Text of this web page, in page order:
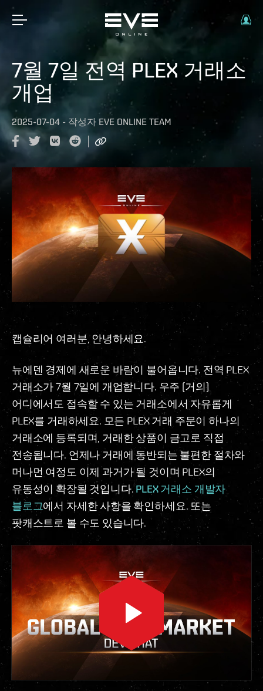
7월 7일 전역 PLEX 거래소
개업
2025-07-04 - 작성자 EVE ONLINE TEAM
캡슐리어 여러분, 안녕하세요.
뉴에덴 경제에 새로운 바람이 불어옵니다. 전역 PLEX
거래소가 7월 7일에 개업합니다. 우주 (거의)
어디에서도 접속할 수 있는 거래소에서 자유롭게
PLEX를 거래하세요. 모든 PLEX 거래 주문이 하나의
거래소에 등록되며, 거래한 상품이 금고로 직접
전송됩니다. 언제나 거래에 동반되는 불편한 절차와
머나먼 여정도 이제 과거가 될 것이며 PLEX의
유동성이 확장될 것입니다.PLEX 거래소 개발자
블로그에서 자세한 사항을 확인하세요. 또는
팟캐스트로 볼 수도 있습니다.